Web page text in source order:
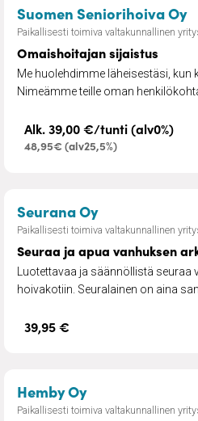
Suomen Seniorihoiva Oy–
Paikallisesti toimiva valtakunnallinen
Omaishoitajan sijaistus
Me huolehdimme läheisestäsi, kun
Nimeämme teille oman
Alk. 39,00 €/tunti (alv0%)
48,95€ (alv25,5%)
Seurana Oy– Seuraa ja
Paikallisesti toimiva valtakunnallinen
Seuraa ja apua vanhuksen
Luotettavaa ja säännöllistä seuraa
hoivakotiin. Seuralainen on aina
39,95 €
Hemby Oy– Kotiapua
Paikallisesti toimiva valtakunnallinen